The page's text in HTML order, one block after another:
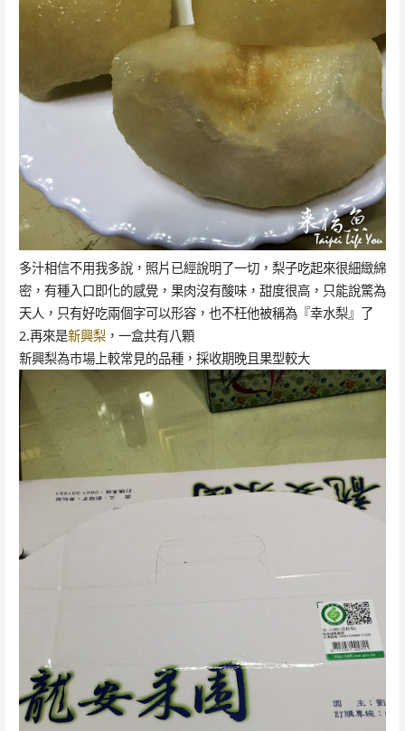
多汁相信不用我多說，照片已經說明了一切，梨子吃起來很細緻綿
密，有種入口即化的感覺，果肉沒有酸味，甜度很高，只能說驚為
天人，只有好吃兩個字可以形容，也不枉他被稱為『幸水梨』了
2.再來是新興梨，一盒共有八顆
新興梨為市場上較常見的品種，採收期晚且果型較大